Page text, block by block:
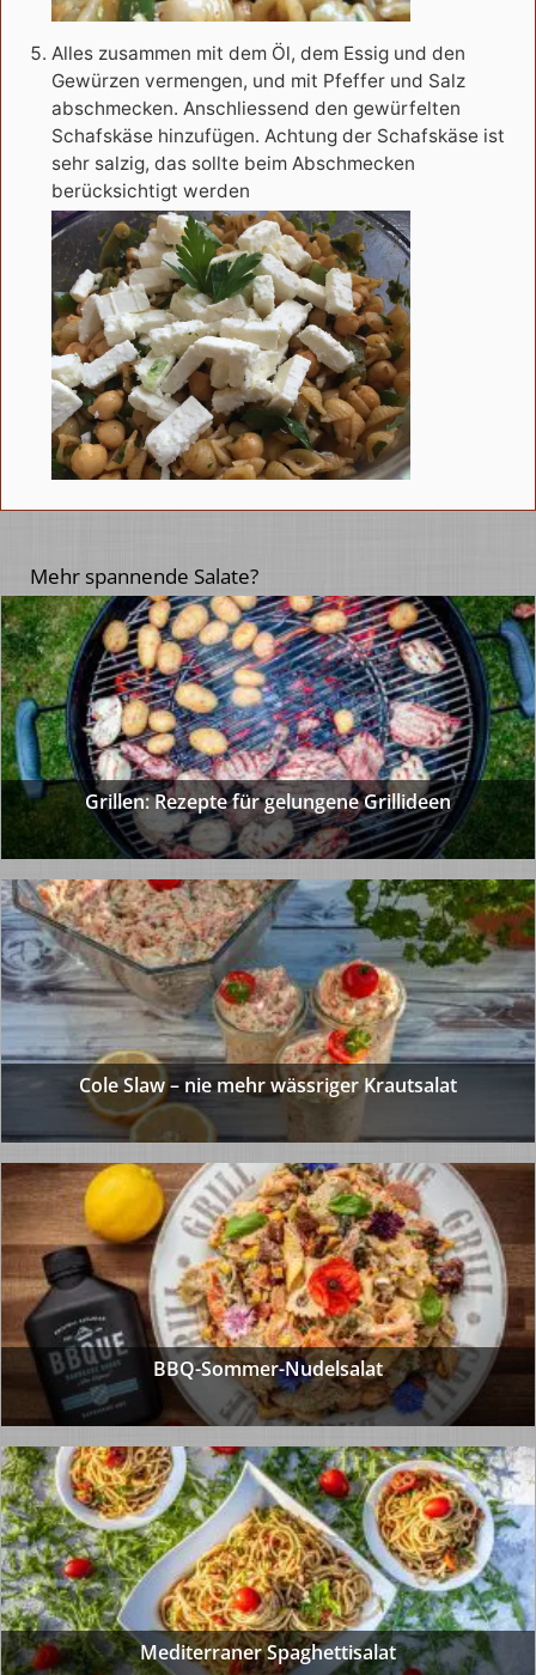
Alles zusammen mit dem Öl, dem Essig und den
Gewürzen vermengen, und mit Pfeffer und Salz
abschmecken. Anschliessend den gewürfelten
Schafskäse hinzufügen. Achtung der Schafskäse ist
sehr salzig, das sollte beim Abschmecken
berücksichtigt werden
Mehr spannende Salate?
Grillen: Rezepte für gelungene Grillideen
Cole Slaw – nie mehr wässriger Krautsalat
BBQ-Sommer-Nudelsalat
Mediterraner Spaghettisalat